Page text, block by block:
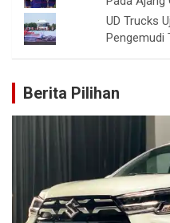
UD Trucks
Pengemudi
Berita Pilihan